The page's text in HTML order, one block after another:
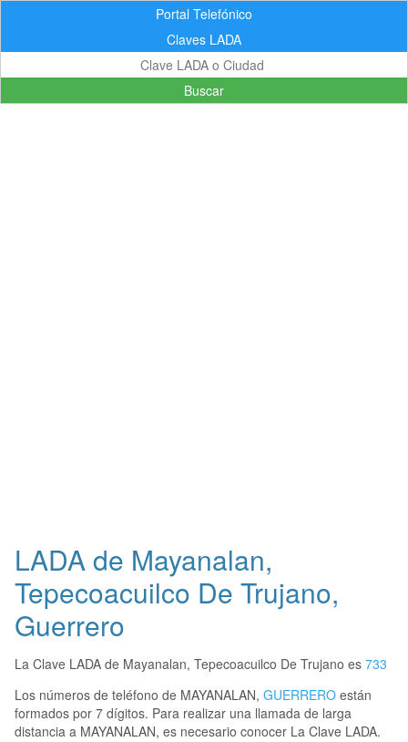
Portal Telefónico
Claves LADA
Buscar
LADA de Mayanalan,
Tepecoacuilco De Trujano,
Guerrero
La Clave LADA de Mayanalan, Tepecoacuilco De Trujano es 733
Los números de teléfono de MAYANALAN, GUERRERO están
formados por 7 dígitos. Para realizar una llamada de larga
distancia a MAYANALAN, es necesario conocer La Clave LADA.